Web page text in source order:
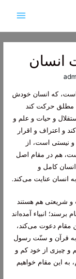
اصلی
انسان
كه انسان خودش
مطلق حركت كند
و حیات و علم و
و اعتراف و اقرار
نیستی است، از
هم در مقام اصل
كامل و
انسان عنایت می‌كند.
و شریعتی هم هستند
انبیاء آمده‌اند
مقام دعوت می‌كند،
به قرآن و سنّت رسول
و چیزی از خود كم و
به این مقام خواهیم